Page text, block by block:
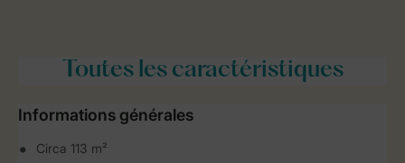
Toutesles caractéristiques
Informations générales
Circa 113 m²